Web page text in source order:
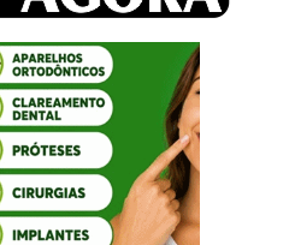
públicas em Vargem Grande